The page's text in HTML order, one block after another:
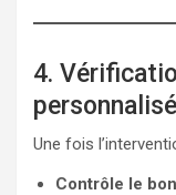
4.
personnalisé
Une fois
Contrôle le